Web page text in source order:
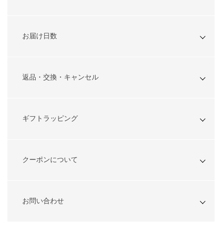
お届け日数
返品・交換・キャンセル
ギフトラッピング
クーポンについて
お問い合わせ